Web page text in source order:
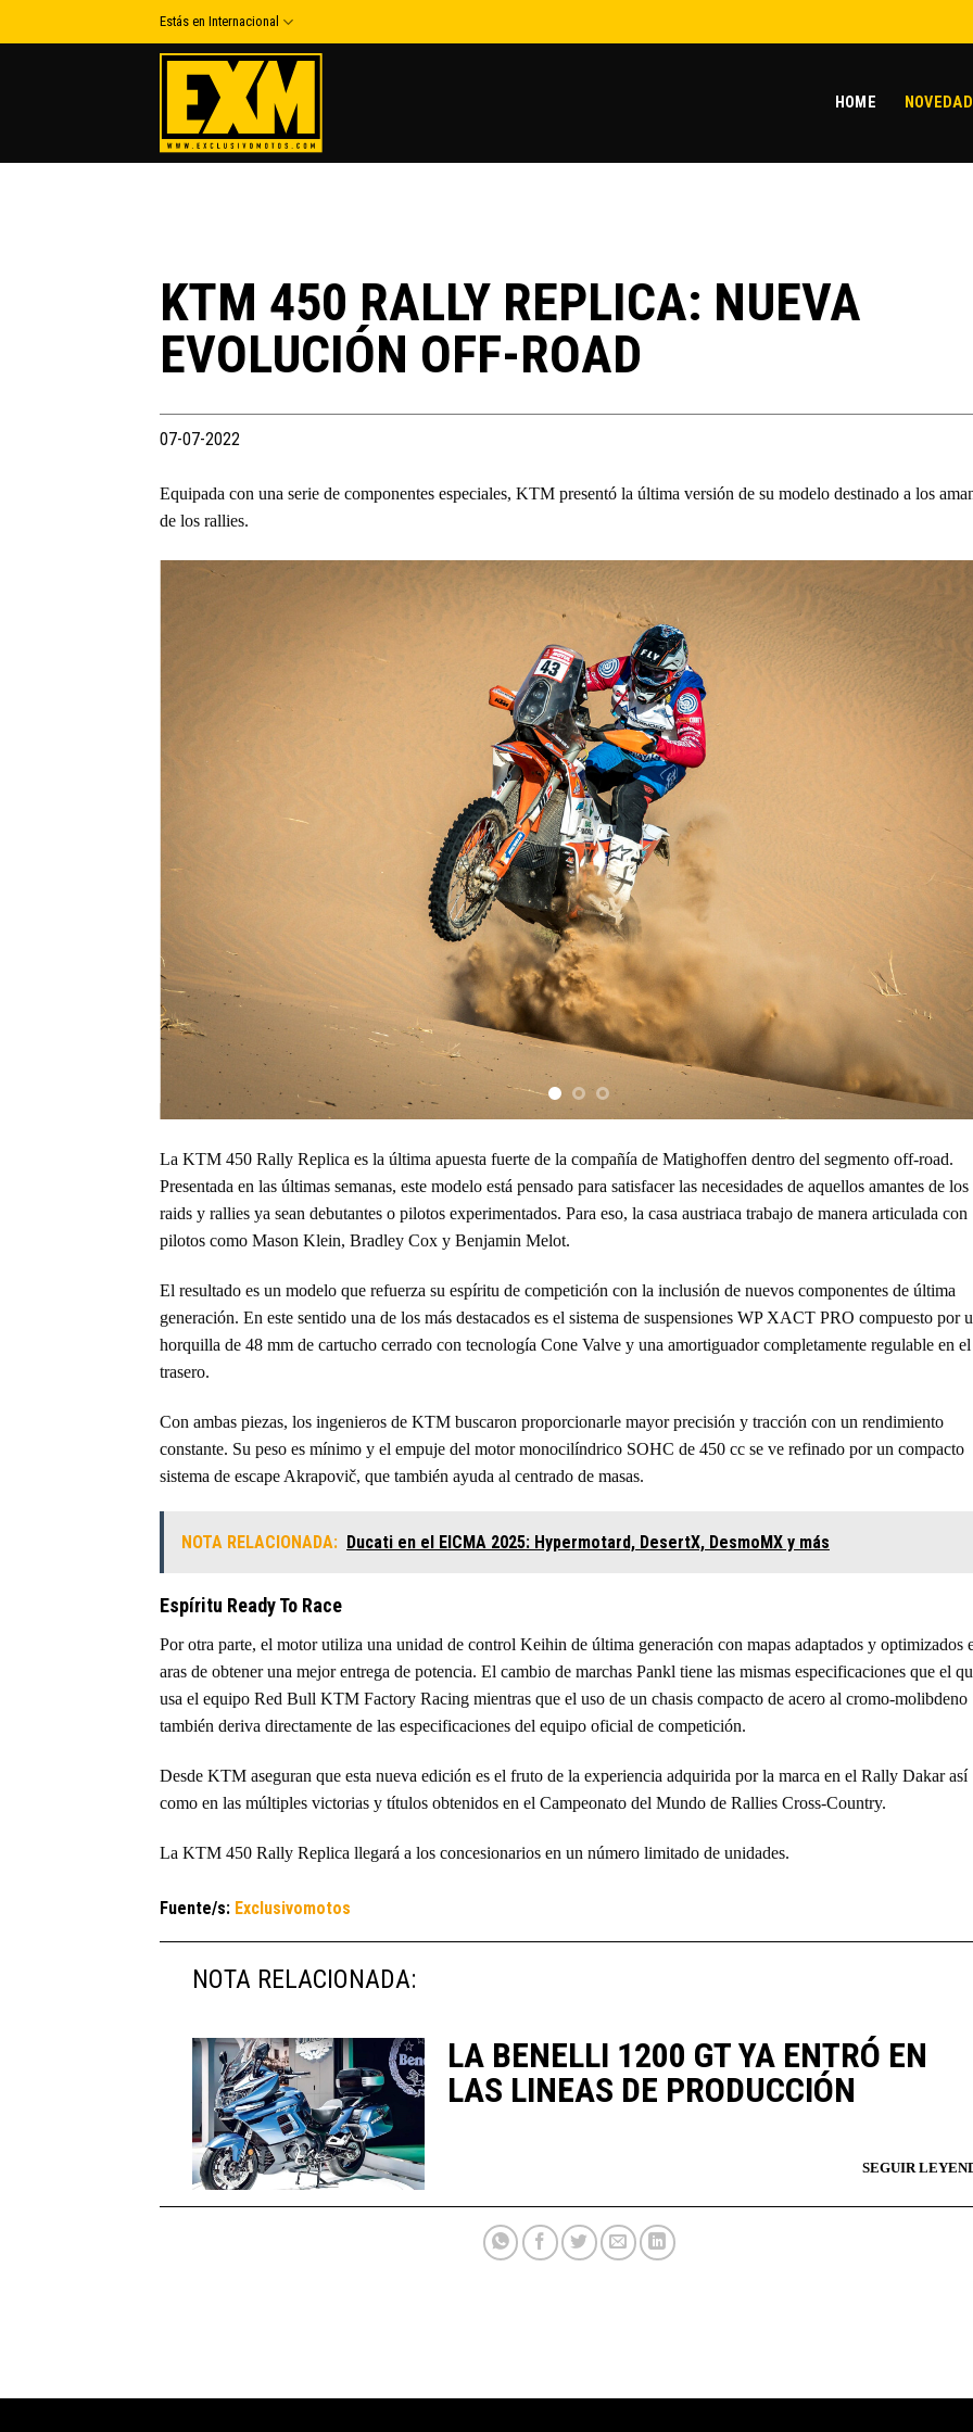
to
Estás en Internacional
HOME
KTM 450 RALLY REPLICA: NUEVA
EVOLUCIÓN OFF-ROAD
07-07-2022
Equipada con una serie de componentes especiales, KTM presentó la última versión de su modelo destinado a los
de los rallies.
La KTM 450 Rally Replica es la última apuesta fuerte de la compañía de Matighoffen dentro del segmento off-road.
Presentada en las últimas semanas, este modelo está pensado para satisfacer las necesidades de aquellos amantes de los
raids y rallies ya sean debutantes o pilotos experimentados. Para eso, la casa austriaca trabajo de manera articulada con
pilotos como Mason Klein, Bradley Cox y Benjamin Melot.
El resultado es un modelo que refuerza su espíritu de competición con la inclusión de nuevos componentes de última
generación. En este sentido una de los más destacados es el sistema de suspensiones WP XACT PRO compuesto por
horquilla de 48 mm de cartucho cerrado con tecnología Cone Valve y una amortiguador completamente regulable en
trasero.
Con ambas piezas, los ingenieros de KTM buscaron proporcionarle mayor precisión y tracción con un rendimiento
constante. Su peso es mínimo y el empuje del motor monocilíndrico SOHC de 450 cc se ve refinado por un compacto
sistema de escape Akrapovič, que también ayuda al centrado de masas.
NOTA RELACIONADA: Ducati en el EICMA 2025: Hypermotard, DesertX, DesmoMX y más
Espíritu Ready To Race
Por otra parte, el motor utiliza una unidad de control Keihin de última generación con mapas adaptados y optimizados
aras de obtener una mejor entrega de potencia. El cambio de marchas Pankl tiene las mismas especificaciones que el
usa el equipo Red Bull KTM Factory Racing mientras que el uso de un chasis compacto de acero al cromo-molibdeno
también deriva directamente de las especificaciones del equipo oficial de competición.
Desde KTM aseguran que esta nueva edición es el fruto de la experiencia adquirida por la marca en el Rally Dakar así
como en las múltiples victorias y títulos obtenidos en el Campeonato del Mundo de Rallies Cross-Country.
La KTM 450 Rally Replica llegará a los concesionarios en un número limitado de unidades.
Fuente/s: Exclusivomotos
NOTA RELACIONADA:
LA BENELLI 1200 GT YA ENTRÓ EN
LAS LINEAS DE PRODUCCIÓN